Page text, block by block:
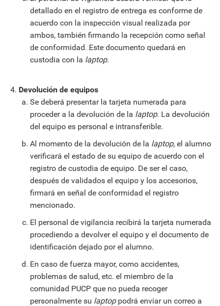
detallado en el registro de entrega es conforme de
acuerdo con la inspección visual realizada por
ambos, también firmando la recepción como señal
de conformidad. Este documento quedará en
custodia con la laptop.
Devolución de equipos
Se deberá presentar la tarjeta numerada para
proceder a la devolución de la laptop. La devolución
del equipo es personal e intransferible.
Al momento de la devolución de la laptop, el alumno
verificará el estado de su equipo de acuerdo con el
registro de custodia de equipo. De ser el caso,
después de validados el equipo y los accesorios,
firmará en señal de conformidad el registro
mencionado.
El personal de vigilancia recibirá la tarjeta numerada
procediendo a devolver el equipo y el documento de
identificación dejado por el alumno.
En caso de fuerza mayor, como accidentes,
problemas de salud, etc. el miembro de la
comunidad PUCP que no pueda recoger
personalmente su laptoppodrá enviar un correo a